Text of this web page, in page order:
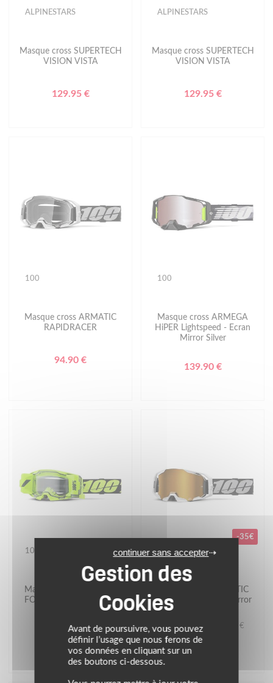
ALPINESTARS
Masque cross SUPERTECH
VISION VISTA
129.95 €
ALPINESTARS
Masque cross SUPERTECH
VISION VISTA
129.95 €
100
Masque cross ARMATIC
RAPIDRACER
94.90 €
100
Masque cross ARMEGA
HiPER Lightspeed - Ecran
Mirror Silver
139.90 €
100
Masque cross ARMATIC
FORECAST Jaune Fluo -
139.90 €
-35€
100
PROMOS
Masque cross ARMATIC
RapidRacer - Ecran Mirror
Prix conseillé : 104.90 €
69.90 €
Avant de poursuivre, vous pouvez
définir l’usage que nous ferons de
vos données en cliquant sur un
des boutons ci-dessous.
continuer sans accepter